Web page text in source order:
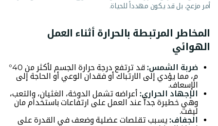
أمر مزعج، بل قد يكون مهدداً للحياة.
المخاطر المرتبطة بالحرارة أثناء العمل
الهوائي
ضربة الشمس:
قد ترتفع درجة حرارة الجسم لأكثر من 40°
م، مما يؤدي إلى الارتباك أو فقدان الوعي أو الحاجة إلى
الإسعاف.
الإجهاد الحراري: أعراضه تشمل الدوخة، الغثيان، والتعب،
وهي خطيرة جداً عند العمل على ارتفاعات باستخدام مان
ليفت.
الجفاف: يسبب تقلصات عضلية وضعف في القدرة على